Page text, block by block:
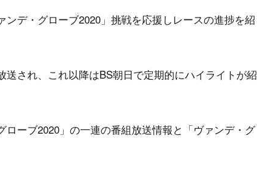
デ・グローブ2020」挑戦を応援しレースの進捗を紹
され、これ以降はBS朝日で定期的にハイライトが紹
ーブ2020」の一連の番組放送情報と「ヴァンデ・グ